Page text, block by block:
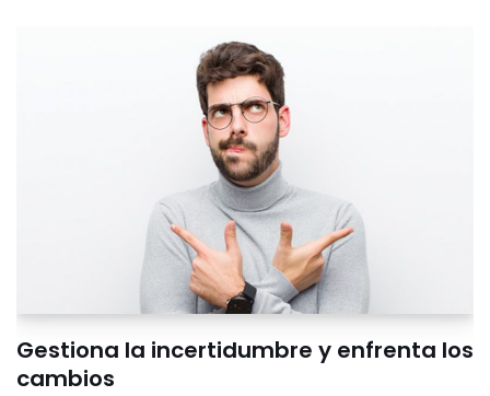
Gestiona la incertidumbre y enfrenta los
cambios